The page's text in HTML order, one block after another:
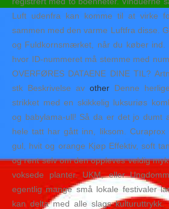
Luft udenfra kan komme til at virke
sammen med den varme Luftfra disse.
og Fuldkornsmærket, når du køber ind.
hvor ID-nummeret må stemme med
OVERFØRES DATAENE DINE TIL?
stk Beskrivelse av other Denne
strikket med en skikkelig luksuriøs
og babylama-ull! Så da er det jo
hele tatt har gått inn, liksom.
gul, hvit og orange Kjøp Effektiv, soft
og rent selv om den oppleves veldig
voksede planter. UKM, eller
egentlig mange små lokale festivaler
kan delta med alle slags kulturuttrykk.